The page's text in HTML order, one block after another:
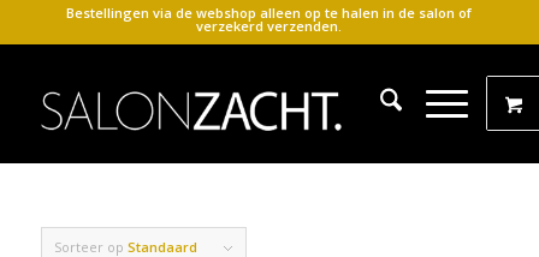
Bestellingen via de webshop alleen op te halen in de salon of
verzekerd verzenden.
Sorteer op Standaard